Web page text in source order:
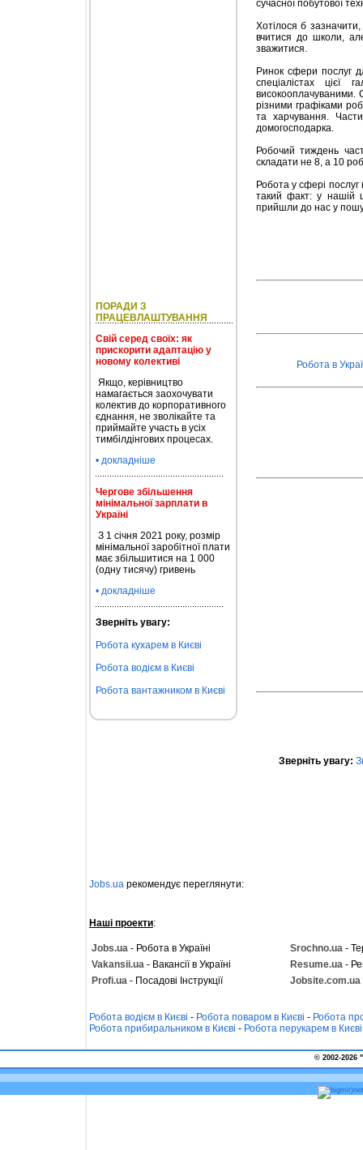
ПОРАДИ З
ПРАЦЕВЛАШТУВАННЯ
Свій серед своїх: як
прискорити адаптацію у
новому колективі
Якщо, керівництво
намагається заохочувати
колектив до корпоративного
єднання, не зволікайте та
приймайте участь в усіх
тимбілдінгових процесах.
• докладніше
Чергове збільшення
мінімальної зарплати в
Україні
З 1 січня 2021 року, розмір
мінімальної заробітної плати
має збільшитися на 1 000
(одну тисячу) гривень
• докладніше
Зверніть увагу:
Робота кухарем в Києві
Робота водієм в Києві
Робота вантажником в Києві
сучасної побутової
Хотілося б
вчитися до школи,
зважитися.
Ринок сфери послуг
спеціалістах
високооплачуваними.
різними графіками
та харчування.
домогосподарка.
Робочий тиждень
складати не 8, а 10
Робота у сфері
такий факт: у нашій
прийшли до нас у
Робота в
Зверніть увагу:
Jobs.ua рекомендує переглянути:
Наші проекти:
Jobs.ua - Робота в Україні Srochno.ua -
Vakansii.ua - Вакансії в Україні Resume.ua -
Profi.ua - Посадові Інструкції Jobsite.com.ua
Робота водієм в Києві - Робота поваром в Києві - Робота
Робота прибиральником в Києві - Робота перукарем в Києві
© 2002-2026